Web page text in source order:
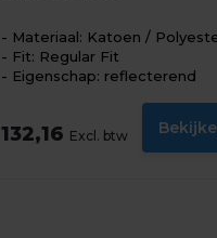
Materiaal: Katoen /
Fit: Regular Fit
Eigenschap: reflecterend
132,16 Excl. btw